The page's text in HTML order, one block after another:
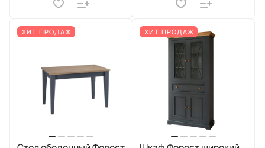
ХИТ ПРОДАЖ ХИТ ПРОДАЖ